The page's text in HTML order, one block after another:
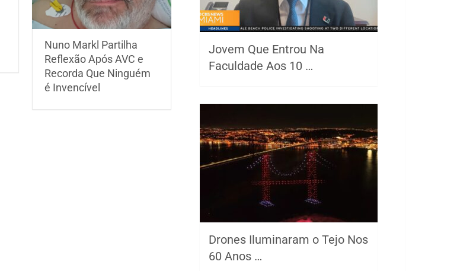
Nuno Markl Partilha
Reflexão Após AVC e
Recorda Que Ninguém
é Invencível
Jovem Que Entrou Na
Faculdade Aos 10 …
Drones Iluminaram o Tejo Nos
60 Anos …